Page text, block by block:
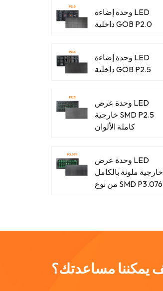
وحدة إضاءة LED
داخلية GOB P2.0
وحدة إضاءة LED
داخلية GOB P2.5
وحدة عرض LED
خارجية SMD P2.5
كاملة الألوان
وحدة عرض LED
خارجية ملونة بالكامل
من نوع SMD P3.076